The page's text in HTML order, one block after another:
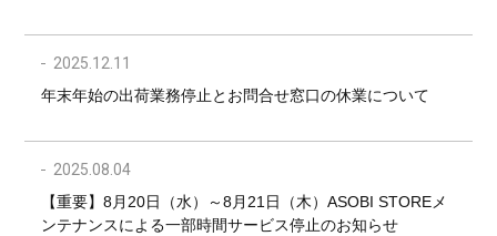
2025.12.11
年末年始の出荷業務停止とお問合せ窓口の休業について
2025.08.04
【重要】8月20日（水）～8月21日（木）ASOBI STOREメ
ンテナンスによる一部時間サービス停止のお知らせ